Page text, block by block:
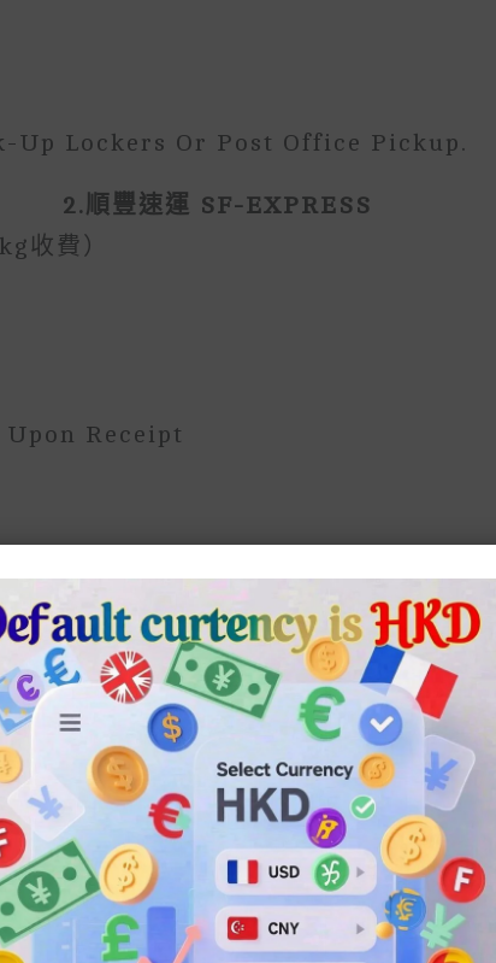
Up Lockers Or Post Office Pickup.
2.順豐速運 SF-EXPRESS
收費）
Receipt
Store
接提供自取地點。
Store, You Can Doesn’t